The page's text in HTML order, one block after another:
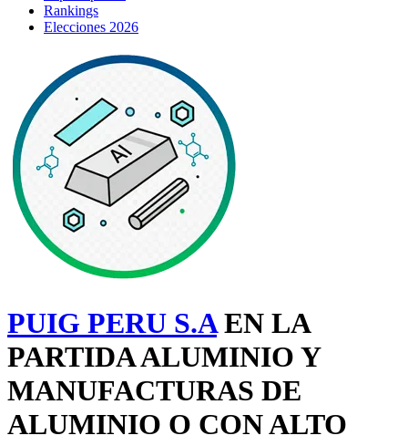
Rankings
Elecciones 2026
PUIG PERU S.AEN LA
PARTIDA ALUMINIO Y
MANUFACTURAS DE
ALUMINIO O CON ALTO